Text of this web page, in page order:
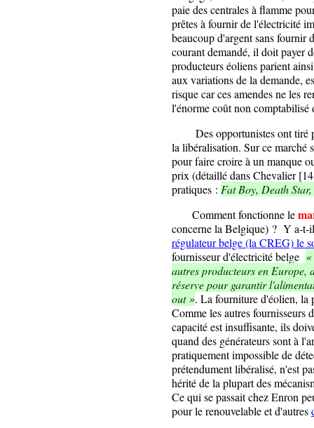
paie des centrales à flamme
prêtes à fournir de l'électricité
beaucoup d'argent sans fournir
courant demandé, il doit payer
producteurs éoliens parient
aux variations de la demande,
risque car ces amendes ne les
l'énorme coût non
Des opportunistes ont tiré
la libéralisation. Sur ce marché
pour faire croire à un manque
prix (détaillé dans Chevalier
pratiques : Fat Boy, Death
Comment fonctionne le
concerne la Belgique) ? Y a-t-
régulateur belge (la CREG) le
fournisseur d'électricité belge
autres producteurs en Europe,
réserve pour garantir
out ». La fourniture d'éolien, la
Comme les autres fournisseurs
capacité est insuffisante, ils
quand des générateurs sont à
pratiquement impossible de
prétendument libéralisé, n'est
hérité de la plupart des
Ce qui se passait chez Enron
pour le renouvelable et d'autres